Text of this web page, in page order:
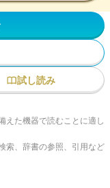
試し読み
えた機器で読むことに適し
索、辞書の参照、引用など